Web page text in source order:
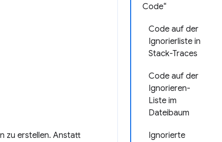
Code“
Code auf der
Ignorierliste in
Stack-Traces
Code auf der
Ignorieren-
Liste im
Dateibaum
Ignorierte
zu erstellen. Anstatt